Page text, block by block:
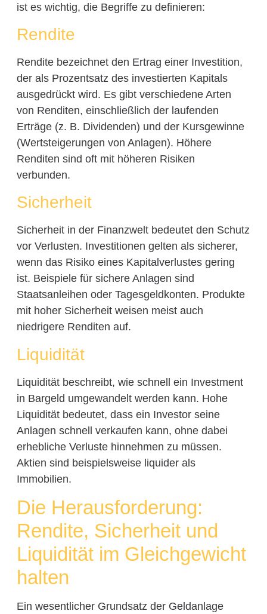
ist es wichtig, die Begriffe zu definieren:
Rendite
Rendite bezeichnet den Ertrag einer Investition,
der als Prozentsatz des investierten Kapitals
ausgedrückt wird. Es gibt verschiedene Arten
von Renditen, einschließlich der laufenden
Erträge (z. B. Dividenden) und der Kursgewinne
(Wertsteigerungen von Anlagen). Höhere
Renditen sind oft mit höheren Risiken
verbunden.
Sicherheit
Sicherheit in der Finanzwelt bedeutet den Schutz
vor Verlusten. Investitionen gelten als sicherer,
wenn das Risiko eines Kapitalverlustes gering
ist. Beispiele für sichere Anlagen sind
Staatsanleihen oder Tagesgeldkonten. Produkte
mit hoher Sicherheit weisen meist auch
niedrigere Renditen auf.
Liquidität
Liquidität beschreibt, wie schnell ein Investment
in Bargeld umgewandelt werden kann. Hohe
Liquidität bedeutet, dass ein Investor seine
Anlagen schnell verkaufen kann, ohne dabei
erhebliche Verluste hinnehmen zu müssen.
Aktien sind beispielsweise liquider als
Immobilien.
Die Herausforderung:
Rendite, Sicherheit und
Liquidität im Gleichgewicht
halten
Ein wesentlicher Grundsatz der Geldanlage